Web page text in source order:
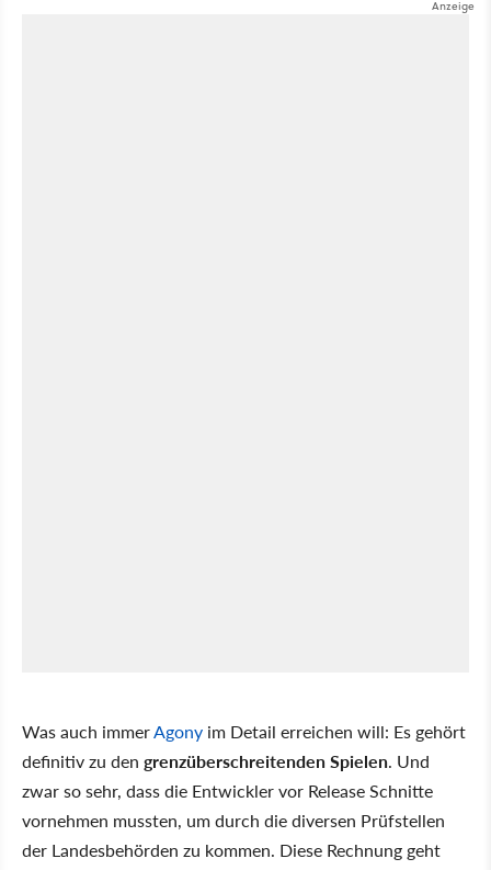
Was auch immerAgony im Detail erreichen will: Es gehört
definitiv zu den grenzüberschreitenden Spielen. Und
zwar so sehr, dass die Entwickler vor Release Schnitte
vornehmen mussten, um durch die diversen Prüfstellen
der Landesbehörden zu kommen. Diese Rechnung geht